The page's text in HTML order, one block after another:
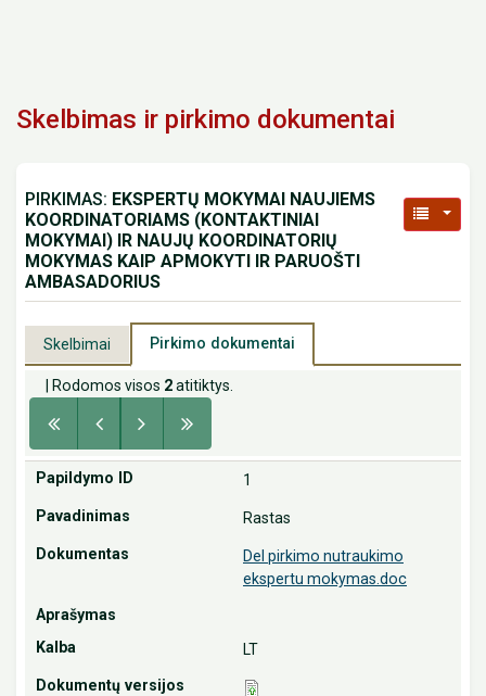
Skelbimas ir pirkimo dokumentai
PIRKIMAS: EKSPERTŲ MOKYMAI NAUJIEMS
KOORDINATORIAMS (KONTAKTINIAI
MOKYMAI) IR NAUJŲ KOORDINATORIŲ
MOKYMAS KAIP APMOKYTI IR PARUOŠTI
AMBASADORIUS
Skelbimai Pirkimo dokumentai
| Rodomos visos 2atitiktys.
1
Rastas
Del pirkimo nutraukimo
ekspertu mokymas.doc
LT